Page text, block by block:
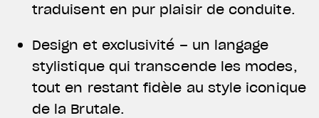
traduisent en pur plaisir de conduite.
Design et exclusivité – un langage
stylistique qui transcende les modes,
tout en restant fidèle au style iconique
de la Brutale.